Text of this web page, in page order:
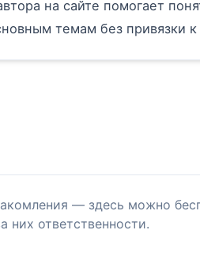
на сайте помогает
темам без привязки
— здесь можно
них ответственности.